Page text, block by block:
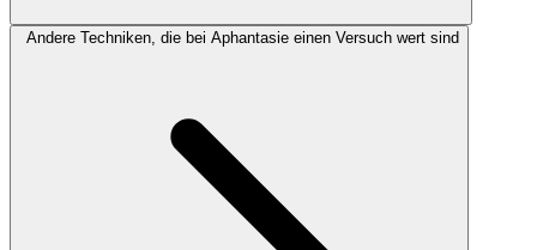
Andere Techniken, die bei Aphantasie einen Versuch wert sind